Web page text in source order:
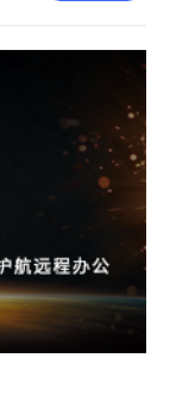
司提供了高质量的
高素质、经验丰富
公司建立了良好
湛江分公司主要负